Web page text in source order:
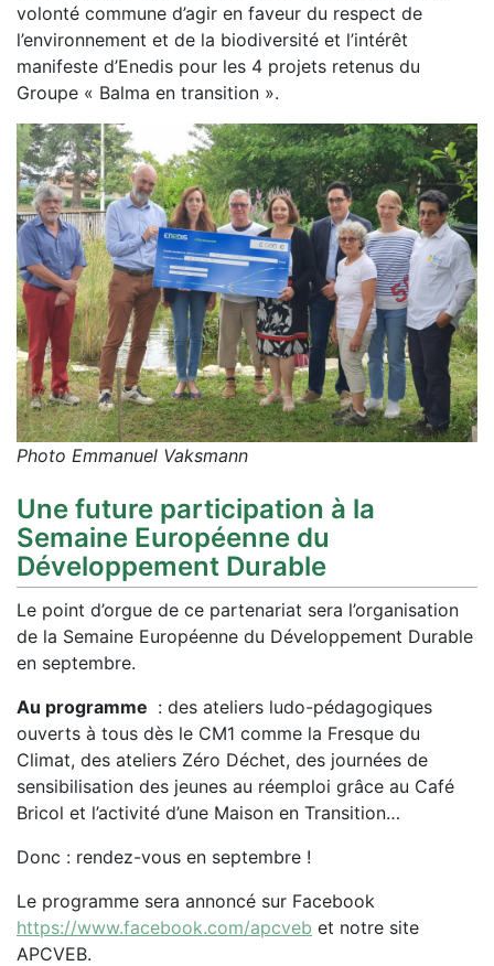
volonté commune d’agir en faveur du respect de
l’environnement et de la biodiversité et l’intérêt
manifeste d’Enedis pour les 4 projets retenus du
Groupe « Balma en transition ».
Photo Emmanuel Vaksmann
Une future participation à la
Semaine Européenne du
Développement Durable
Le point d’orgue de ce partenariat sera l’organisation
de la Semaine Européenne du Développement Durable
en septembre.
Au programme : des ateliers ludo-pédagogiques
ouverts à tous dès le CM1 comme la Fresque du
Climat, des ateliers Zéro Déchet, des journées de
sensibilisation des jeunes au réemploi grâce au Café
Bricol et l’activité d’une Maison en Transition…
Donc : rendez-vous en septembre !
Le programme sera annoncé sur Facebook
https://www.facebook.com/apcveb et notre site
APCVEB.